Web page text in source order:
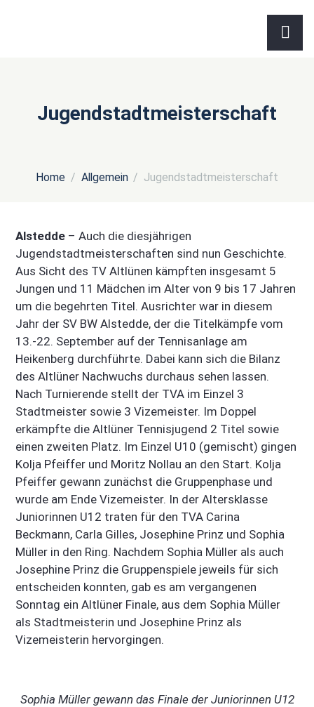
Jugendstadtmeisterschaft
Home Allgemein Jugendstadtmeisterschaft
Alstedde – Auch die diesjährigen
Jugendstadtmeisterschaften sind nun Geschichte.
Aus Sicht des TV Altlünen kämpften insgesamt 5
Jungen und 11 Mädchen im Alter von 9 bis 17 Jahren
um die begehrten Titel. Ausrichter war in diesem
Jahr der SV BW Alstedde, der die Titelkämpfe vom
13.-22. September auf der Tennisanlage am
Heikenberg durchführte. Dabei kann sich die Bilanz
des Altlüner Nachwuchs durchaus sehen lassen.
Nach Turnierende stellt der TVA im Einzel 3
Stadtmeister sowie 3 Vizemeister. Im Doppel
erkämpfte die Altlüner Tennisjugend 2 Titel sowie
einen zweiten Platz. Im Einzel U10 (gemischt) gingen
Kolja Pfeiffer und Moritz Nollau an den Start. Kolja
Pfeiffer gewann zunächst die Gruppenphase und
wurde am Ende Vizemeister. In der Altersklasse
Juniorinnen U12 traten für den TVA Carina
Beckmann, Carla Gilles, Josephine Prinz und Sophia
Müller in den Ring. Nachdem Sophia Müller als auch
Josephine Prinz die Gruppenspiele jeweils für sich
entscheiden konnten, gab es am vergangenen
Sonntag ein Altlüner Finale, aus dem Sophia Müller
als Stadtmeisterin und Josephine Prinz als
Vizemeisterin hervorgingen.
Sophia Müller gewann das Finale der Juniorinnen U12